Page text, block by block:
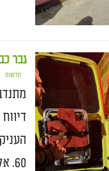
גבר כבן 60 התמוטט ברחוב, לאחר פעולות החייאה –
חדשות
60. אליה אריאל אזרד ויוסי בוסקילה, חובשים […]